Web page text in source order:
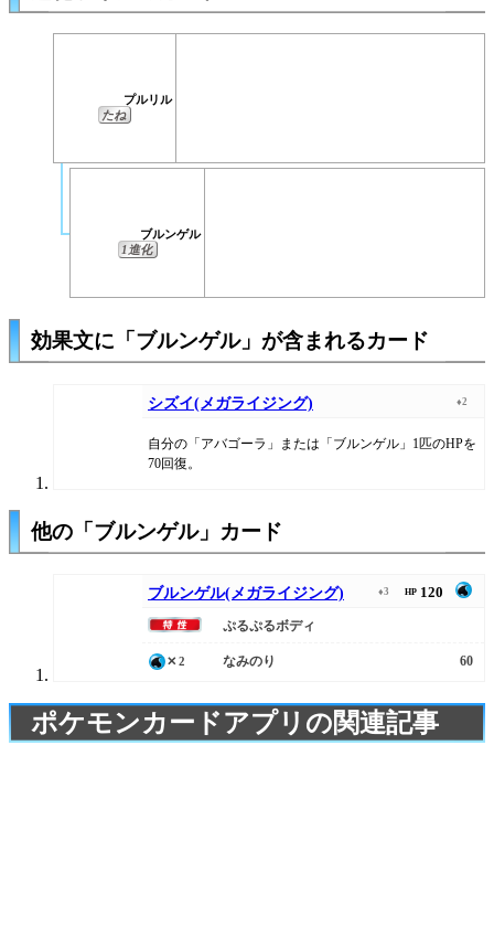
プルリル
たね
ブルンゲル
1進化
効果文に「ブルンゲル」が含まれるカード
シズイ(メガライジング) ♦2
自分の「アバゴーラ」または「ブルンゲル」1匹のHPを
70回復。
他の「ブルンゲル」カード
ブルンゲル(メガライジング) ♦3 HP 120
ぷるぷるボディ
✕2 なみのり 60
ポケモンカードアプリの関連記事